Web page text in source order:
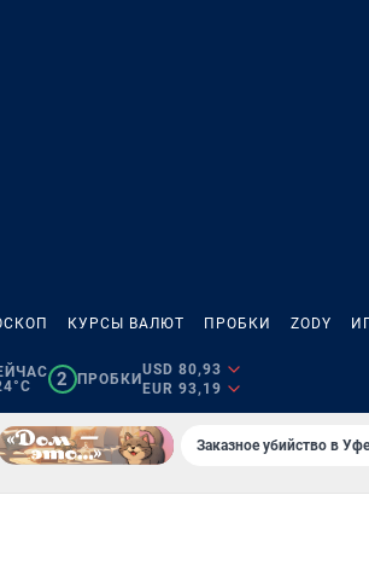
КУРСЫ ВАЛЮТ ПРОБКИ ZODY
2 ПРОБКИ
USD 80,93
EUR 93,19
Заказное убийство в